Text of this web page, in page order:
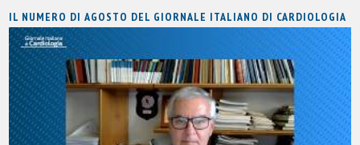
IL NUMERO DI AGOSTO DEL GIORNALE ITALIANO DI CARDIOLOGIA